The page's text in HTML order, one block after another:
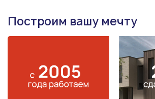
Построим вашу мечту